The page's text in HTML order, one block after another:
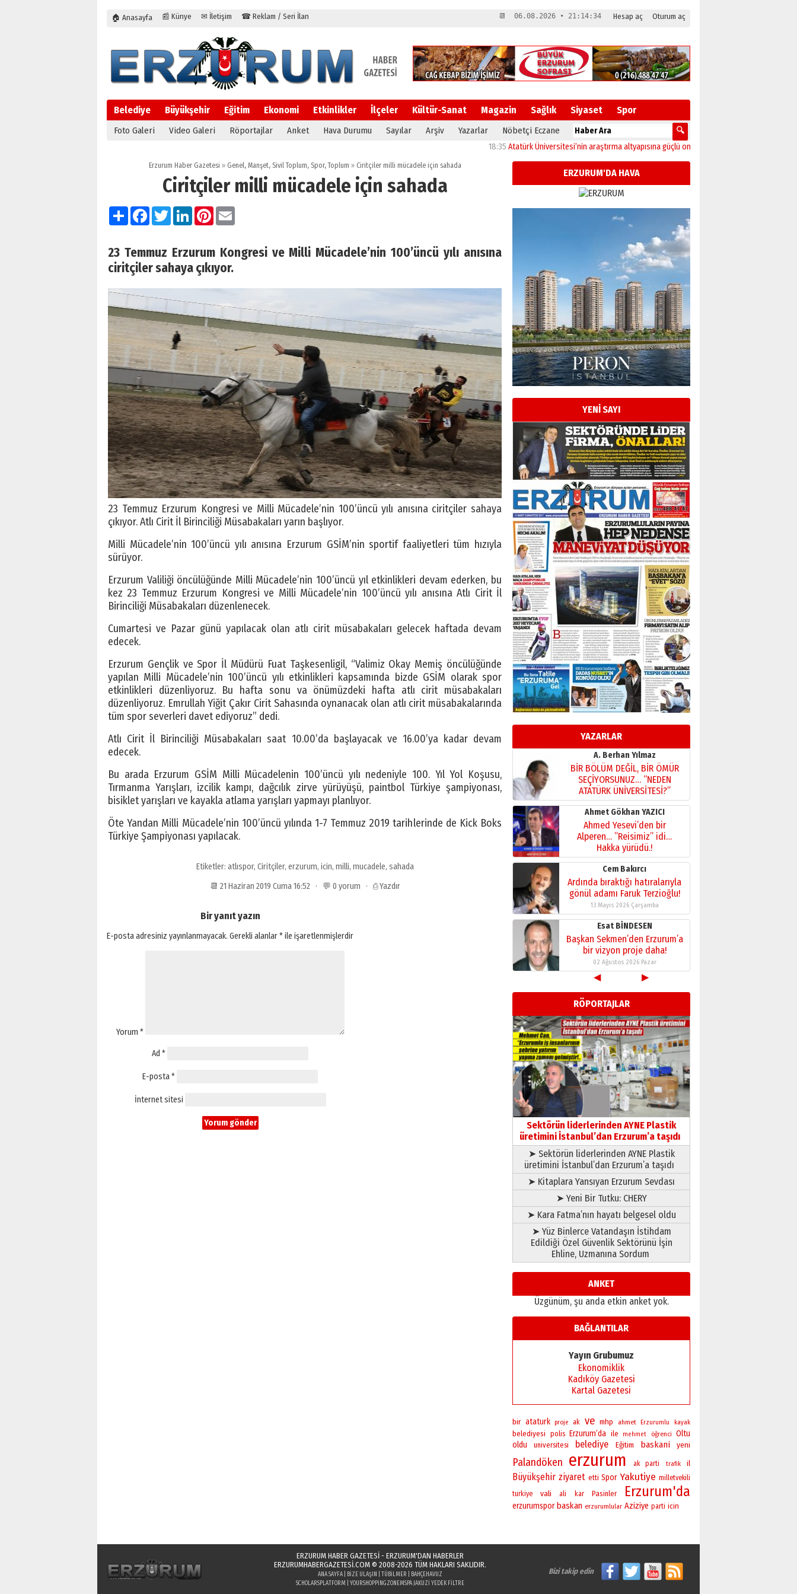
🏠 Anasayfa 📰 Künye ✉ İletişim ☎ Reklam / Seri İlan Hesap aç Oturum aç
📆 06.08.2026 • 21:14:34
Belediye Büyükşehir Eğitim Ekonomi Etkinlikler İlçeler Kültür-Sanat Magazin Sağlık Siyaset Spor
Foto Galeri Video Galeri Röportajlar Anket Hava Durumu Sayılar Arşiv Yazarlar Nöbetçi Eczane
Atatürk Üniversitesi’nin araştırma altyapısına güçlü onay 12:04
Erzurum Haber Gazetesi » Genel, Manşet, Sivil Toplum, Spor,Toplum »Ciritçiler milli mücadele için sahada
Ciritçiler milli mücadele için sahada
PaylaşFacebook
TwitterLinkedInPinterest
23 Temmuz Erzurum Kongresi ve Milli Mücadele’nin 100’üncü yılı anısına
ciritçiler sahaya çıkıyor.
23 Temmuz Erzurum Kongresi ve Milli Mücadele’nin 100’üncü yılı anısına ciritçiler sahaya
çıkıyor. Atlı Cirit İl Birinciliği Müsabakaları yarın başlıyor.
Milli Mücadele’nin 100’üncü yılı anısına Erzurum GSİM’nin sportif faaliyetleri tüm hızıyla
sürüyor.
Erzurum Valiliği öncülüğünde Milli Mücadele’nin 100’üncü yıl etkinlikleri devam ederken, bu
kez 23 Temmuz Erzurum Kongresi ve Milli Mücadele’nin 100’üncü yılı anısına Atlı Cirit İl
Birinciliği Müsabakaları düzenlenecek.
Cumartesi ve Pazar günü yapılacak olan atlı cirit müsabakaları gelecek haftada devam
edecek.
Erzurum Gençlik ve Spor İl Müdürü Fuat Taşkesenligil, “Valimiz Okay Memiş öncülüğünde
yapılan Milli Mücadele’nin 100’üncü yılı etkinlikleri kapsamında bizde GSİM olarak spor
etkinlikleri düzenliyoruz. Bu hafta sonu va önümüzdeki hafta atlı cirit müsabakaları
düzenliyoruz. Emrullah Yiğit Çakır Cirit Sahasında oynanacak olan atlı cirit müsabakalarında
tüm spor severleri davet ediyoruz” dedi.
Atlı Cirit İl Birinciliği Müsabakaları saat 10.00’da başlayacak ve 16.00’ya kadar devam
edecek.
Bu arada Erzurum GSİM Milli Mücadelenin 100’üncü yılı nedeniyle 100. Yıl Yol Koşusu,
Tırmanma Yarışları, izcilik kampı, dağcılık zirve yürüyüşü, paintbol Türkiye şampiyonası,
bisiklet yarışları ve kayakla atlama yarışları yapmayı planlıyor.
Öte Yandan Milli Mücadele’nin 100’üncü yılında 1-7 Temmuz 2019 tarihlerinde de Kick Boks
Türkiye Şampiyonası yapılacak.
Etiketler: atlıspor, Ciritçiler, erzurum, icin, milli, mucadele, sahada
📆 21 Haziran 2019 Cuma 16:52 · 💬 0 yorum · ⎙ Yazdır
Bir yanıt yazın
E-posta adresiniz yayınlanmayacak. Gerekli alanlar*ile işaretlenmişlerdir
Yorum *
Ad *
E-posta*
İnternet sitesi
ERZURUM'DA HAVA
YENİ SAYI
YAZARLAR
Esat BİNDESEN
Başkan Sekmen’den Erzurum’a
bir vizyon proje daha!
02 Ağustos 2026 Pazar
Kadir SABUNCUOĞLU
Erzurumspor’un köşe taşları
29 Haziran 2026 Pazartesi
Kenan GÜLERCİ
Murat Şahsuvaroğlu ERKON’da
çıtayı yukarı taşırken,
yönetimdekiler aşağı
çekmemeli!
17 Şubat 2026 SalıOrhan BOZKURT
Bir fotoğraf, bir şehir, bir
gazeteci… Dizginler kimin
elinde?
A. Berhan Yılmaz
BİR BÖLÜM DEĞİL, BİR ÖMÜR
SEÇİYORSUNUZ… “NEDEN
ATATÜRK ÜNİVERSİTESİ?”
28 Temmuz 2026 Salı
Ahmet Gökhan YAZICI
Ahmed Yesevi’den bir
Alperen… ”Reisimiz” idi…
Hakka yürüdü.!
26 Mart 2026 Perşembe
Cem Bakırcı
Ardında bıraktığı hatıralarıyla
gönül adamı Faruk Terzioğlu!
13 Mayıs 2026 Çarşamba
Esat BİNDESEN
Başkan Sekmen’den Erzurum’a
bir vizyon proje daha!
02 Ağustos 2026 Pazar
Kadir SABUNCUOĞLU
Erzurumspor’un köşe taşları
29 Haziran 2026 Pazartesi
Kenan GÜLERCİ
Murat Şahsuvaroğlu ERKON’da
çıtayı yukarı taşırken,
yönetimdekiler aşağı
çekmemeli!
17 Şubat 2026 SalıOrhan BOZKURT
Bir fotoğraf, bir şehir, bir
gazeteci… Dizginler kimin
elinde?
31 Mart 2026 Salı
A. Berhan Yılmaz
BİR BÖLÜM DEĞİL, BİR ÖMÜR
SEÇİYORSUNUZ… “NEDEN
ATATÜRK ÜNİVERSİTESİ?”
28 Temmuz 2026 Salı
Ahmet Gökhan YAZICI
Ahmed Yesevi’den bir
Alperen… ”Reisimiz” idi…
Hakka yürüdü.!
26 Mart 2026 Perşembe
Ardında bıraktığı hatıralarıyla
13 Mayıs 2026 Çarşamba
Esat BİNDESEN
Başkan Sekmen’den Erzurum’a
bir vizyon proje daha!
02 Ağustos 2026 Pazar
◀ ▶
RÖPORTAJLAR
Sektörün liderlerinden AYNE Plastik
üretimini İstanbul’dan Erzurum’a taşıdı
➤ Sektörün liderlerinden AYNE Plastik
üretimini İstanbul’dan Erzurum’a taşıdı
➤ Kitaplara Yansıyan Erzurum Sevdası
➤ Yeni Bir Tutku: CHERY
➤ Kara Fatma’nın hayatı belgesel oldu
➤ Yüz Binlerce Vatandaşın İstihdam
Edildiği Özel Güvenlik Sektörünü İşin
Ehline, Uzmanına Sordum
ANKET
Üzgünüm, şu anda etkin anket yok.
BAĞLANTILAR
Yayın Grubumuz
Ekonomiklik
Kadıköy Gazetesi
Kartal Gazetesi
bir ataturk proje ak ve mhp ahmet Erzurumlu kayak
belediyesi polis Erzurum’da ile mehmet öğrenci Oltu
oldu
universitesi belediye Eğitim baskani yeni
Palandöken erzurum ak parti trafik il
Büyükşehir ziyaret etti Spor Yakutiye milletvekili
turkiye
vali ali kar Pasinler Erzurum'da
erzurumspor baskan erzurumlular Aziziye parti icin
ERZURUM HABER GAZETESİ - ERZURUM'DAN HABERLER
ERZURUMHABERGAZETESI.COM© 2008-2026 TÜM HAKLARI SAKLIDIR.
ANA SAYFA| BIZE ULAŞIN TÜBILMER
BAHÇEHAVUZ
SCHOLARSPLATFORM
YOURSHOPPINGZONEMSPA JAKUZI YEDEK FILTRE
Bizi takip edin